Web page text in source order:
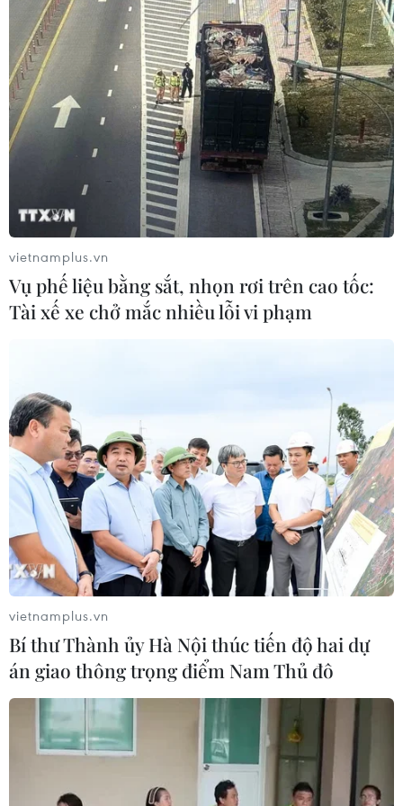
Nghệ An: Lũ cuốn cầu tạm trên sông
Nậm Nơn khiến 3 bản ở xã Mỹ Lý bị
chia cắt
08/08/2026 06:36
An Giang: Các bãi rác quá tải trong
khi dự án xử lý tập trung chậm tiến
08/08/2026 05:39
Đà Nẵng tìm "lời giải bài toán" an
ninh nguồn nước
08/08/2026 05:05
Sơn La công bố tình huống khẩn cấp
về thiên tai với hai xã Muổi Nọi, Nậm
Lầu
08/08/2026 03:53
Kết luận số 75-KL/TW: Cà Mau chủ
động thích ứng với biến đổi khí hậu
08/08/2026 02:53
Quảng Trị quyết tâm bàn giao sớm
mặt bằng Dự án Nhà máy điện gió
LIG-Hướng Hóa 1
08/08/2026 02:33
Áp thấp nhiệt đới đổi hướng trên
vietnamplus.vn
Vụ phế liệu bằng sắt, nhọn rơi trên cao tốc:
Tài xế xe chở mắc nhiều lỗi vi phạm
vietnamplus.vn
Bí thư Thành ủy Hà Nội thúc tiến độ hai dự
án giao thông trọng điểm Nam Thủ đô